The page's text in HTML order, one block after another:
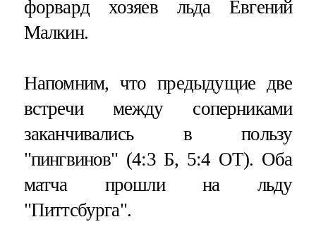
форвард хозяев льда Евгений
Малкин.
Напомним, что предыдущие две
встречи между соперниками
заканчивались в пользу
"пингвинов" (4:3 Б, 5:4 ОТ). Оба
матча прошли на льду
"Питтсбурга".